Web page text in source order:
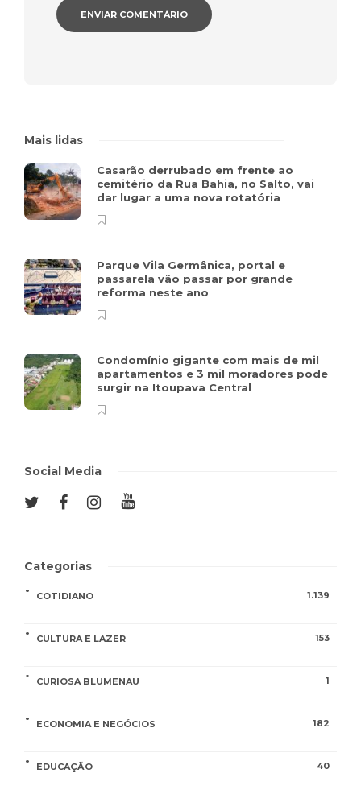
Mais lidas
Casarão derrubado em frente ao
cemitério da Rua Bahia, no Salto, vai
dar lugar a uma nova rotatória
Parque Vila Germânica, portal e
passarela vão passar por grande
reforma neste ano
Condomínio gigante com mais de mil
apartamentos e 3 mil moradores pode
surgir na Itoupava Central
Social Media
Categorias
COTIDIANO 1.139
CULTURA E LAZER 153
CURIOSA BLUMENAU 1
ECONOMIA E NEGÓCIOS 182
EDUCAÇÃO 40